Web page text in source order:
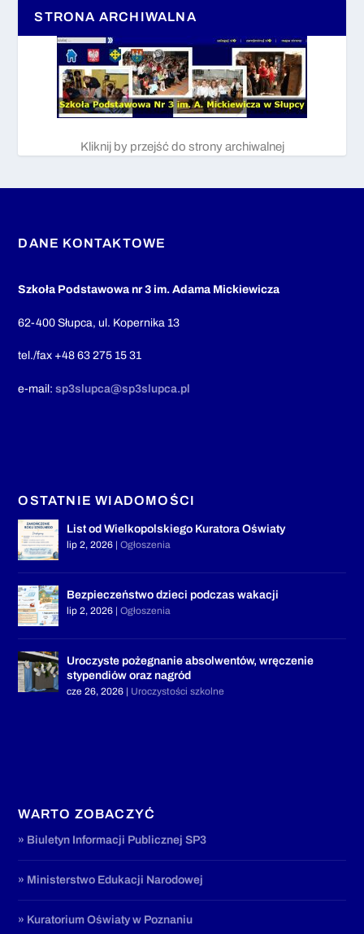
STRONA ARCHIWALNA
Kliknij by przejść do strony archiwalnej
DANE KONTAKTOWE
Szkoła Podstawowa nr 3 im. Adama Mickiewicza
62-400 Słupca, ul. Kopernika 13
tel./fax +48 63 275 15 31
e-mail:sp3slupca@sp3slupca.pl
OSTATNIE WIADOMOŚCI
List od Wielkopolskiego Kuratora Oświaty
lip 2, 2026 |Ogłoszenia
Bezpieczeństwo dzieci podczas wakacji
lip 2, 2026 |Ogłoszenia
Uroczyste pożegnanie absolwentów, wręczenie
stypendiów oraz nagród
cze 26, 2026 | Uroczystości szkolne
WARTO ZOBACZYĆ
» Biuletyn Informacji Publicznej SP3
» Ministerstwo Edukacji Narodowej
» Kuratorium Oświaty w Poznaniu